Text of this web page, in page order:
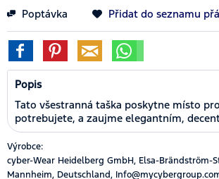
Poptávka Přidat do seznamu
Popis
Tato všestranná taška poskytne místo
potrebujete, a zaujme elegantním,
Výrobce:
cyber-Wear Heidelberg GmbH, Elsa-Brändström-
Mannheim, Deutschland,